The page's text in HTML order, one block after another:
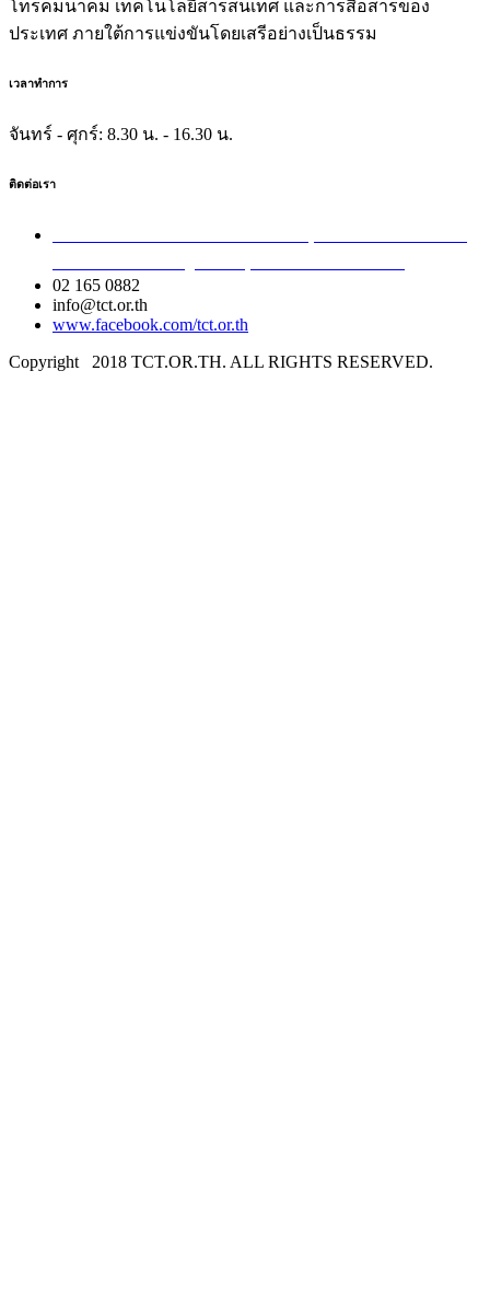
โทรคมนาคม เทคโนโลยีสารสนเทศ และการสื่อสารของ
ประเทศ ภายใต้การแข่งขันโดยเสรีอย่างเป็นธรรม
เวลาทำการ
จันทร์ - ศุกร์: 8.30 น. - 16.30 น.
ติดต่อเรา
02 165 0882
info@tct.or.th
www.facebook.com/tct.or.th
Copyright
2018 TCT.OR.TH. ALL RIGHTS RESERVED.